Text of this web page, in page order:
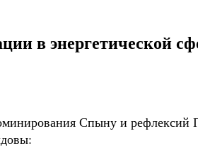
в энергетической
Спыну и рефлексий